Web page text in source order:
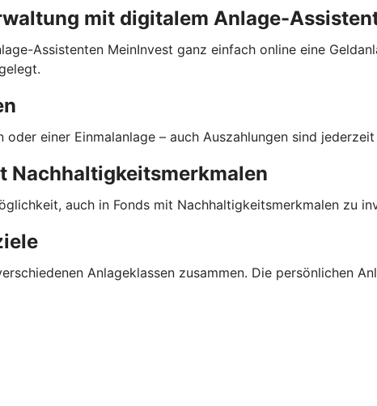
mit digitalem Anlage-
Assistenten MeinInvest ganz einfach online eine
einer Einmalanlage – auch Auszahlungen sind
Nachhaltigkeitsmerkmalen
auch in Fonds mit Nachhaltigkeitsmerkmalen zu
Anlageklassen zusammen. Die persönlichen